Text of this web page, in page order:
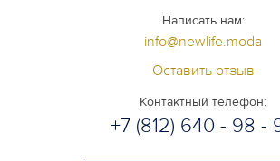
Написать нам:
info@newlife.moda
Оставить отзыв
Контактный телефон:
+7 (812) 640 - 98 -